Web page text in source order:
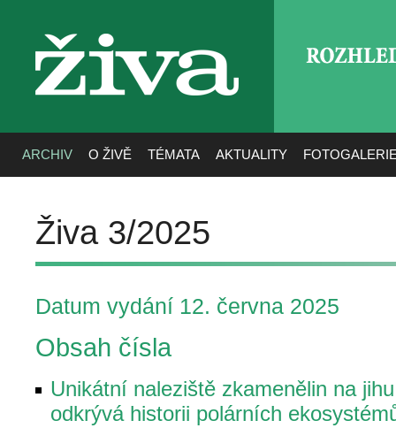
živa
ARCHIV O ŽIVĚ TÉMATA AKTUALITY
Živa 3/2025
Datum vydání 12. června 2025
Obsah čísla
Unikátní naleziště zkamenělin na
odkrývá historii polárních